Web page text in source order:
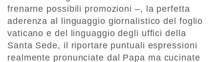
frenarne possibili promozioni –, la perfetta
aderenza al linguaggio giornalistico del foglio
vaticano e del linguaggio degli uffici della
Santa Sede, il riportare puntuali espressioni
realmente pronunciate dal Papa ma cucinate